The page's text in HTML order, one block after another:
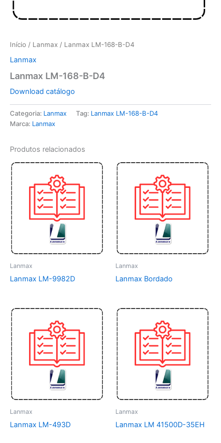
Início / Lanmax / Lanmax LM-168-B-D4
Lanmax
Lanmax LM-168-B-D4
Download catálogo
Categoria: Lanmax Tag: Lanmax LM-168-B-D4
Marca: Lanmax
Produtos relacionados
Lanmax
Lanmax LM-9982D
Lanmax
Lanmax Bordado
Lanmax
Lanmax LM-493D
Lanmax
Lanmax LM 41500D-35EH